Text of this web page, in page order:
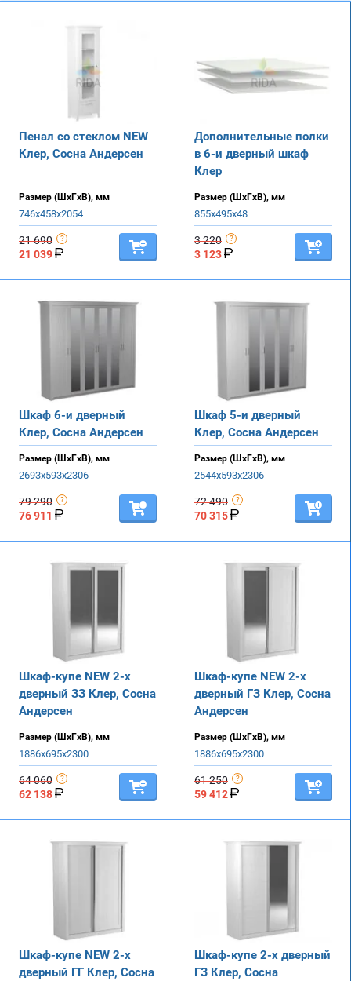
Пенал со стеклом NEW
Клер, Сосна Андерсен
Размер (ШхГхВ), мм
746х458х2054
21 690
21 039
Дополнительные полки
в 6-и дверный шкаф
Клер
Размер (ШхГхВ), мм
855х495х48
3 220
3 123
Шкаф 6-и дверный
Клер, Сосна Андерсен
Размер (ШхГхВ), мм
2693х593х2306
79 290
76 911
Шкаф 5-и дверный
Клер, Сосна Андерсен
Размер (ШхГхВ), мм
2544х593х2306
72 490
70 315
Шкаф-купе NEW 2-х
дверный ЗЗ Клер, Сосна
Андерсен
Размер (ШхГхВ), мм
1886х695х2300
64 060
62 138
Шкаф-купе NEW 2-х
дверный ГЗ Клер, Сосна
Андерсен
Размер (ШхГхВ), мм
1886х695х2300
61 250
59 412
Шкаф-купе NEW 2-х
дверный ГГ Клер, Сосна
Шкаф-купе 2-х дверный
ГЗ Клер, Сосна